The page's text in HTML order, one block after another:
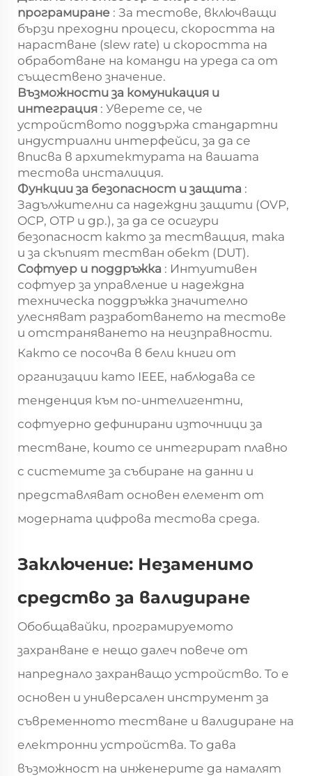
програмиране : За тестове, включващи
бързи преходни процеси, скоростта на
нарастване (slew rate) и скоростта на
обработване на команди на уреда са от
съществено значение.
Възможности за комуникация и
интеграция : Уверете се, че
устройството поддържа стандартни
индустриални интерфейси, за да се
вписва в архитектурата на вашата
тестова инсталиция.
Функции за безопасност и защита :
Задължителни са надеждни защити (OVP,
OCP, OTP и др.), за да се осигури
безопасност както за тестващия, така
и за скъпият тестван обект (DUT).
Софтуер и поддръжка : Интуитивен
софтуер за управление и надеждна
техническа поддръжка значително
улесняват разработването на тестове
и отстраняването на неизправности.
Както се посочва в бели книги от
организации като IEEE, наблюдава се
тенденция към по-интелигентни,
софтуерно дефинирани източници за
тестване, които се интегрират плавно
с системите за събиране на данни и
представляват основен елемент от
модерната цифрова тестова среда.
Заключение: Незаменимо
средство за валидиране
Обобщавайки, програмируемото
захранване е нещо далеч повече от
напреднало захранващо устройство. То е
основен и универсален инструмент за
съвременното тестване и валидиране на
електронни устройства. То дава
възможност на инженерите да намалят